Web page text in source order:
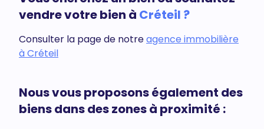
vendre votre bien à Créteil ?
Consulter la page de notreagence immobilière
à Créteil
Nous vous proposons également des
biens dans des zones à proximité :